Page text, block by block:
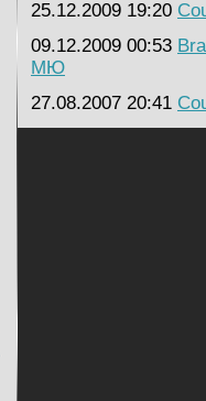
25.12.2009 19:20
09.12.2009 00:53
МЮ
27.08.2007 20:41